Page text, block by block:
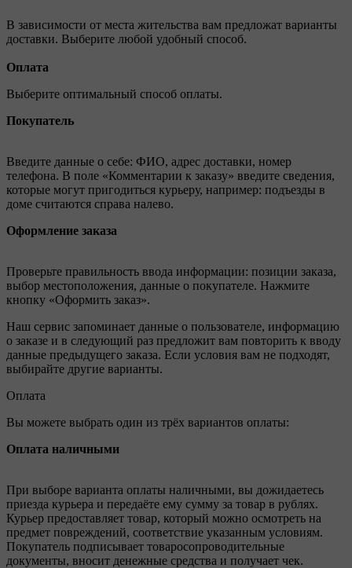
В зависимости от места жительства вам предложат варианты
доставки. Выберите любой удобный способ.
Оплата
Выберите оптимальный способ оплаты.
Покупатель
Введите данные о себе: ФИО, адрес доставки, номер
телефона. В поле «Комментарии к заказу» введите сведения,
которые могут пригодиться курьеру, например: подъезды в
доме считаются справа налево.
Оформление заказа
Проверьте правильность ввода информации: позиции заказа,
выбор местоположения, данные о покупателе. Нажмите
кнопку «Оформить заказ».
Наш сервис запоминает данные о пользователе, информацию
о заказе и в следующий раз предложит вам повторить к вводу
данные предыдущего заказа. Если условия вам не подходят,
выбирайте другие варианты.
Оплата
Вы можете выбрать один из трёх вариантов оплаты:
Оплата наличными
При выборе варианта оплаты наличными, вы дожидаетесь
приезда курьера и передаёте ему сумму за товар в рублях.
Курьер предоставляет товар, который можно осмотреть на
предмет повреждений, соответствие указанным условиям.
Покупатель подписывает товаросопроводительные
документы, вносит денежные средства и получает чек.